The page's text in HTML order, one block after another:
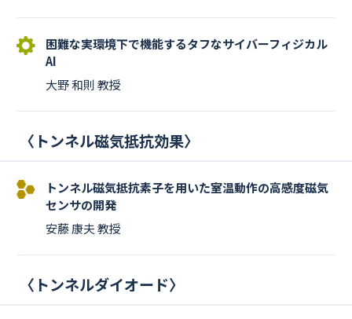
困難な実環境下で機能するタフなサイバーフィジカル
AI
大野 和則 教授
〈 トンネル磁気抵抗効果〉
トンネル磁気抵抗素子を用いた室温動作の高感度磁気
センサの開発
安藤 康夫 教授
〈 トンネルダイオード〉